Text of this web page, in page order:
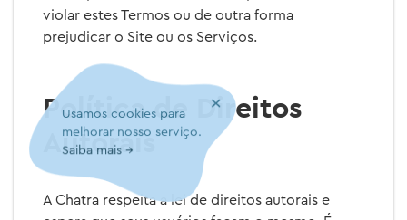
Usamos cookies para
melhorar nosso serviço.
Saiba mais →
×
violar estes Termos ou de outra forma
prejudicar o Site ou os Serviços.
Política de Direitos
Autorais
A Chatra respeita a lei de direitos autorais e